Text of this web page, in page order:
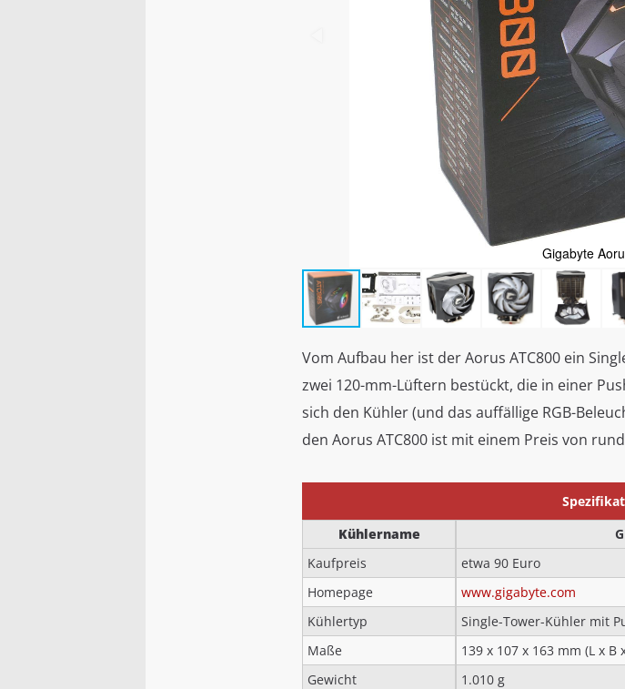
Gigabyte
Vom Aufbau her ist der Aorus ATC800 ein
zwei 120-mm-Lüftern bestückt, die in einer
sich den Kühler (und das auffällige RGB-
den Aorus ATC800 ist mit einem Preis von
Kühlername
Kaufpreis
etwa 90 Euro
Homepage
www.gigabyte.com
Kühlertyp
Single-Tower-Kühler mit
Maße
139 x 107 x 163 mm (L x B
Gewicht
1.010 g